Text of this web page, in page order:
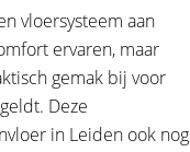
vloersysteem aan
ervaren, maar
gemak bij voor
Deze
in Leiden ook nog